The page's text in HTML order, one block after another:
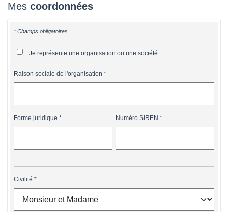
Mes coordonnées
* Champs obligatoires
Je représente une organisation ou une société
Raison sociale de l'organisation
Forme juridique Numéro SIREN
Civilité